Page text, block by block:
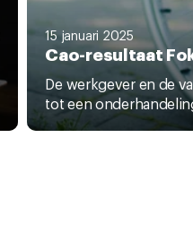
15 januari 2025
Cao-resultaat
De werkgever en de
tot een